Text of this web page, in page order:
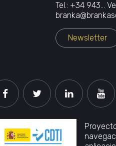
Tel.: +34 943...
Newsletter